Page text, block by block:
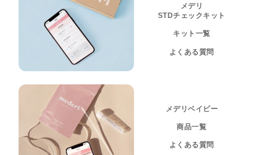
メデリ
STDチェックキット
キット一覧
よくある質問
メデリベイビー
商品一覧
よくある質問